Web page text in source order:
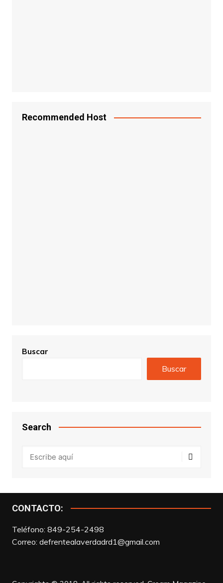
Recommended Host
Buscar
Buscar
Search
CONTACTO:
Teléfono: 849-254-2498
Correo: defrentealaverdadrd1@gmail.com